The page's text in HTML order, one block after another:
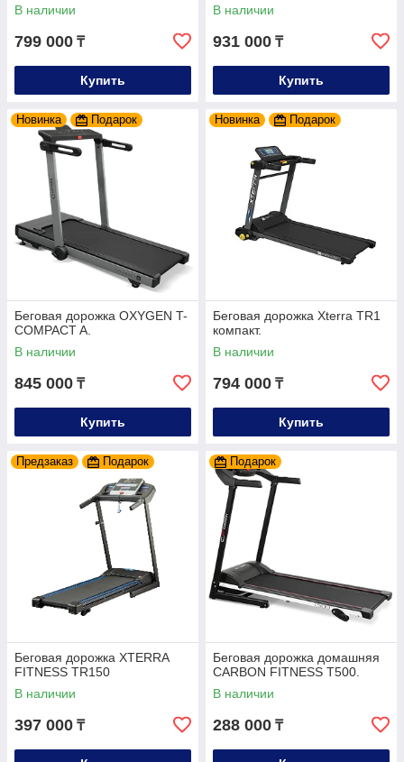
В наличии
799 000 ₸
Купить
В наличии
931 000 ₸
Купить
Новинка Подарок
Беговая дорожка OXYGEN T-
COMPACT A.
В наличии
845 000 ₸
Купить
Новинка Подарок
Беговая дорожка Xterra TR1
компакт.
В наличии
794 000 ₸
Купить
Предзаказ Подарок
Беговая дорожка XTERRA
FITNESS TR150
В наличии
397 000 ₸
Подарок
Беговая дорожка домашняя
CARBON FITNESS T500.
В наличии
288 000 ₸